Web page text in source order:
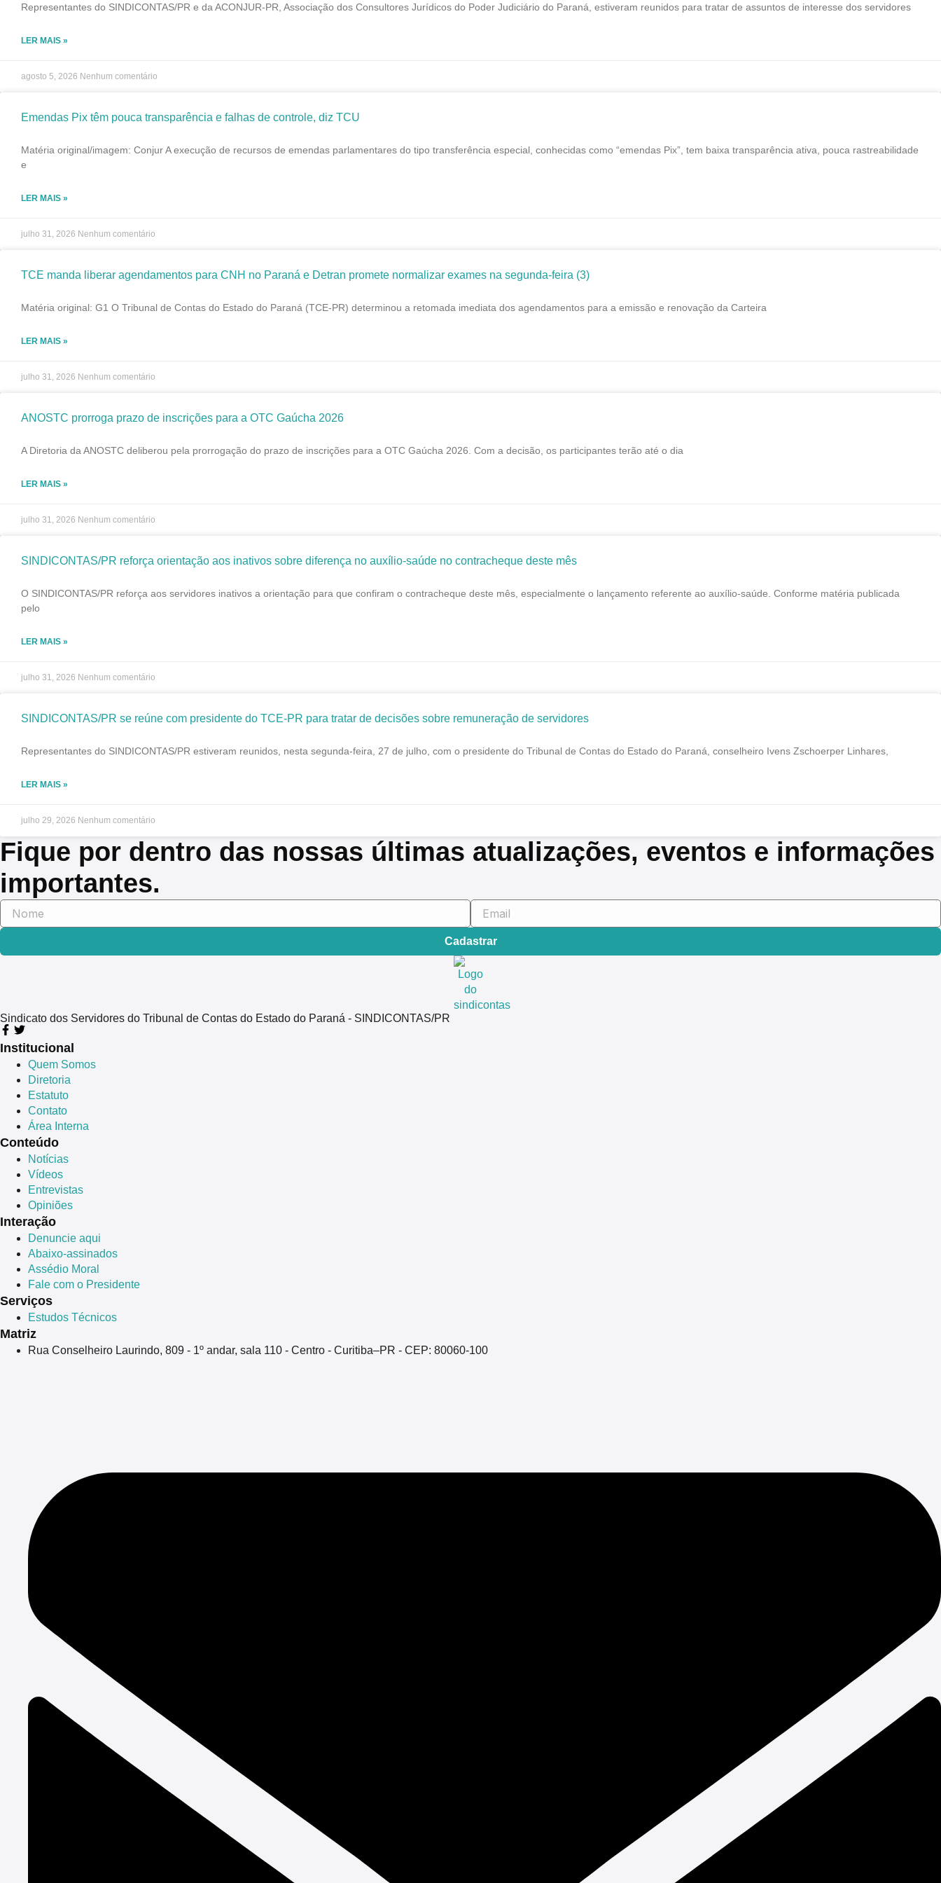
Representantes do SINDICONTAS/PR e da ACONJUR-PR, Associação dos Consultores Jurídicos do Poder Judiciário do Paraná, estiveram reunidos para tratar de assuntos de interesse dos servidores
LER MAIS »
agosto 5, 2026 Nenhum comentário
Emendas Pix têm pouca transparência e falhas de controle, diz TCU
Matéria original/imagem: Conjur A execução de recursos de emendas parlamentares do tipo transferência especial, conhecidas como “emendas Pix”, tem baixa transparência ativa, pouca rastreabilidade
e
LER MAIS »
julho 31, 2026 Nenhum comentário
TCE manda liberar agendamentos para CNH no Paraná e Detran promete normalizar exames na segunda-feira (3)
Matéria original: G1 O Tribunal de Contas do Estado do Paraná (TCE-PR) determinou a retomada imediata dos agendamentos para a emissão e renovação da Carteira
LER MAIS »
julho 31, 2026 Nenhum comentário
ANOSTC prorroga prazo de inscrições para a OTC Gaúcha 2026
A Diretoria da ANOSTC deliberou pela prorrogação do prazo de inscrições para a OTC Gaúcha 2026. Com a decisão, os participantes terão até o dia
LER MAIS »
julho 31, 2026 Nenhum comentário
SINDICONTAS/PR reforça orientação aos inativos sobre diferença no auxílio-saúde no contracheque deste mês
O SINDICONTAS/PR reforça aos servidores inativos a orientação para que confiram o contracheque deste mês, especialmente o lançamento referente ao auxílio-saúde. Conforme matéria publicada
pelo
LER MAIS »
julho 31, 2026 Nenhum comentário
SINDICONTAS/PR se reúne com presidente do TCE-PR para tratar de decisões sobre remuneração de servidores
Representantes do SINDICONTAS/PR estiveram reunidos, nesta segunda-feira, 27 de julho, com o presidente do Tribunal de Contas do Estado do Paraná, conselheiro Ivens Zschoerper Linhares,
LER MAIS »
julho 29, 2026 Nenhum comentário
Fique por dentro das nossas últimas atualizações, eventos e informações
importantes.
Cadastrar
Sindicato dos Servidores do Tribunal de Contas do Estado do Paraná - SINDICONTAS/PR
Institucional
Quem Somos
Diretoria
Estatuto
Contato
Área Interna
Conteúdo
Notícias
Vídeos
Entrevistas
Opiniões
Interação
Denuncie aqui
Abaixo-assinados
Assédio Moral
Fale com o Presidente
Serviços
Estudos Técnicos
Matriz
Rua Conselheiro Laurindo, 809 - 1º andar, sala 110 - Centro - Curitiba–PR - CEP: 80060-100